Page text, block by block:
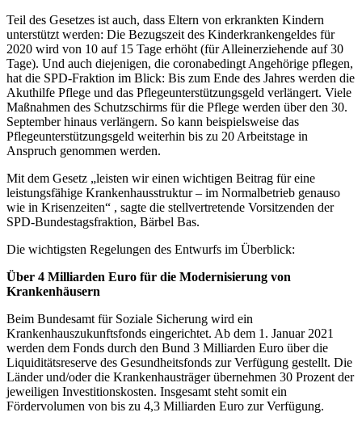
Teil des Gesetzes ist auch, dass Eltern von erkrankten Kindern
unterstützt werden: Die Bezugszeit des Kinderkrankengeldes für
2020 wird von 10 auf 15 Tage erhöht (für Alleinerziehende auf 30
Tage). Und auch diejenigen, die coronabedingt Angehörige pflegen,
hat die SPD-Fraktion im Blick: Bis zum Ende des Jahres werden die
Akuthilfe Pflege und das Pflegeunterstützungsgeld verlängert. Viele
Maßnahmen des Schutzschirms für die Pflege werden über den 30.
September hinaus verlängern. So kann beispielsweise das
Pflegeunterstützungsgeld weiterhin bis zu 20 Arbeitstage in
Anspruch genommen werden.
Mit dem Gesetz „leisten wir einen wichtigen Beitrag für eine
leistungsfähige Krankenhausstruktur – im Normalbetrieb genauso
wie in Krisenzeiten“ , sagte die stellvertretende Vorsitzenden der
SPD-Bundestagsfraktion, Bärbel Bas.
Die wichtigsten Regelungen des Entwurfs im Überblick:
Über 4 Milliarden Euro für die Modernisierung von
Krankenhäusern
Beim Bundesamt für Soziale Sicherung wird ein
Krankenhauszukunftsfonds eingerichtet. Ab dem 1. Januar 2021
werden dem Fonds durch den Bund 3 Milliarden Euro über die
Liquiditätsreserve des Gesundheitsfonds zur Verfügung gestellt. Die
Länder und/oder die Krankenhausträger übernehmen 30 Prozent der
jeweiligen Investitionskosten. Insgesamt steht somit ein
Fördervolumen von bis zu 4,3 Milliarden Euro zur Verfügung.